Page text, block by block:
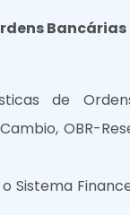
Bancárias
de
OBR-
Sistema